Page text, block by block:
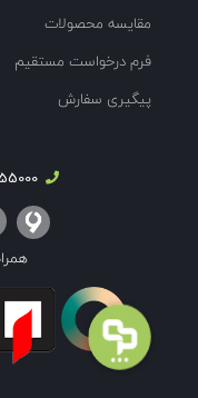
مقایسه محصولات
فرم درخواست مستقیم
پیگیری سفارش